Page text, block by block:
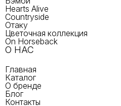
Hearts Alive
Countryside
Отаку
Цветочная коллекция
On Horseback
О НАС
Главная
Каталог
О бренде
Блог
Контакты